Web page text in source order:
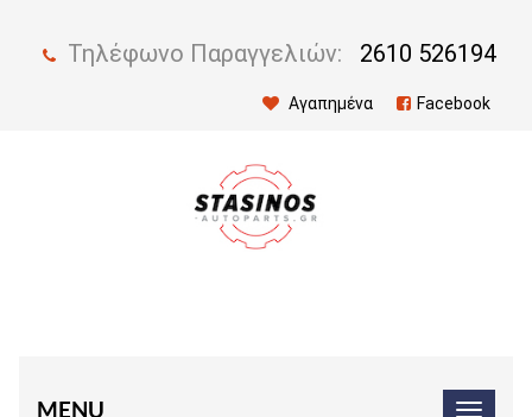
Τηλέφωνο Παραγγελιών: 2610 526194
Αγαπημένα Facebook
MENU